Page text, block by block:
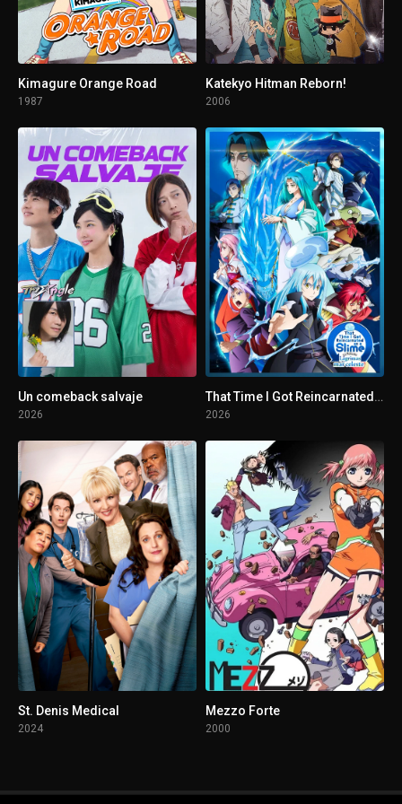
1 - 6 Halcón policía
1 - 7 Los nombres de todos los perros
1 - 8
1 - 9 Episodio 9
Kimagure Orange Road
1987
Katekyo Hitman Reborn!
2006
Un comeback salvaje
2026
That Time I Got Reincarnated as a Slime. La película: Lágrimas del mar celeste
2026
St. Denis Medical
2024
Mezzo Forte
2000